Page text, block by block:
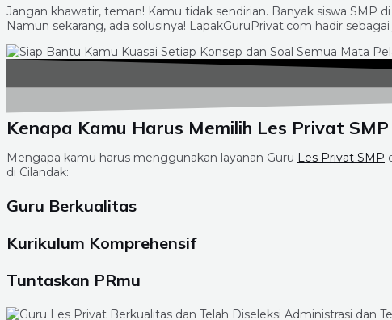
Jangan khawatir, teman! Kamu tidak sendirian. Banyak siswa SMP
Namun sekarang, ada solusinya! LapakGuruPrivat.com hadir
Kenapa Kamu Harus Memilih Les Privat
Mengapa kamu harus menggunakan layanan Guru Les Privat SMP
di Cilandak:
Guru Berkualitas
Kurikulum Komprehensif
Tuntaskan PRmu